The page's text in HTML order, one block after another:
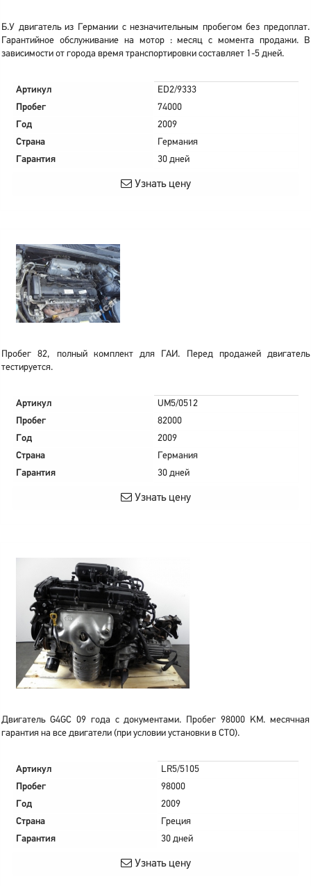
Б.У двигатель из Германии с незначительным пробегом без предоплат.
Гарантийное обслуживание на мотор : месяц с момента продажи. В
зависимости от города время транспортировки составляет 1-5 дней.
Артикул
ED2/9333
Пробег
74000
Год
2009
Страна
Германия
Гарантия
30 дней
Узнать цену
Пробег 82, полный комплект для ГАИ. Перед продажей двигатель
тестируется.
Артикул
UM5/0512
Пробег
82000
Год
2009
Страна
Германия
Гарантия
30 дней
Узнать цену
Двигатель G4GC 09 года с документами. Пробег 98000 KM. месячная
гарантия на все двигатели (при условии установки в СТО).
Артикул
LR5/5105
Пробег
98000
Год
2009
Страна
Греция
Гарантия
30 дней
Узнать цену